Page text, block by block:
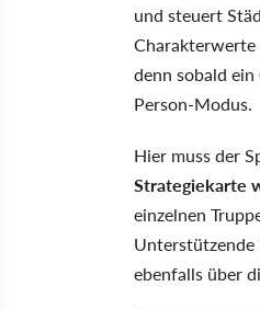
und steuert
denn sobald
Person-Modus.
Hier muss der
Strategiekarte
einzelnen
Unterstützende
ebenfalls über